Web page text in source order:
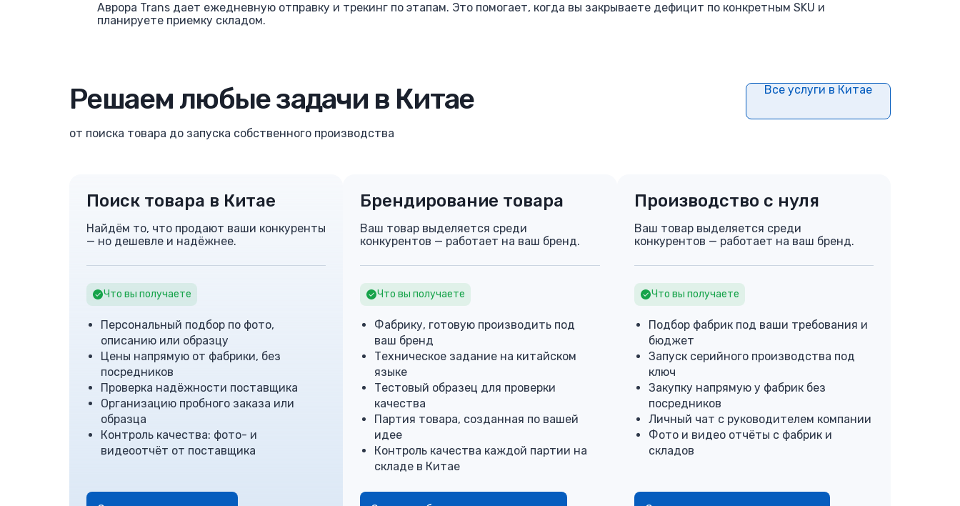
Аврора Trans дает ежедневную отправку и трекинг по этапам. Это помогает, когда вы закрываете дефицит по конкретным SKU и
планируете приемку складом.
Решаем любые задачи в Китае
от поиска товара до запуска собственного производства
Все услуги в Китае
Поиск товара в Китае
Найдём то, что продают ваши конкуренты
— но дешевле и надёжнее.
Что вы получаете
Персональный подбор по фото,
описанию или образцу
Цены напрямую от фабрики, без
посредников
Проверка надёжности поставщика
Организацию пробного заказа или
образца
Контроль качества: фото- и
видеоотчёт от поставщика
Брендирование товара
Ваш товар выделяется среди
конкурентов — работает на ваш бренд.
Что вы получаете
Фабрику, готовую производить под
ваш бренд
Техническое задание на китайском
языке
Тестовый образец для проверки
качества
Партия товара, созданная по вашей
идее
Контроль качества каждой партии на
складе в Китае
Производство с нуля
Ваш товар выделяется среди
конкурентов — работает на ваш бренд.
Что вы получаете
Подбор фабрик под ваши требования и
бюджет
Запуск серийного производства под
ключ
Закупку напрямую у фабрик без
посредников
Личный чат с руководителем компании
Фото и видео отчёты с фабрик и
складов